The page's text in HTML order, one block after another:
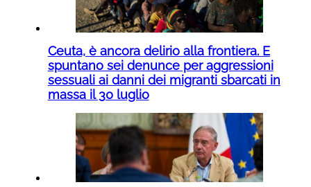
Ceuta, è ancora delirio alla frontiera. E
spuntano sei denunce per aggressioni
sessuali ai danni dei migranti sbarcati in
massa il 30 luglio